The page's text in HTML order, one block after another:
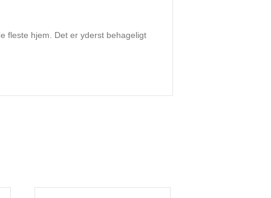
fleste hjem. Det er yderst behageligt